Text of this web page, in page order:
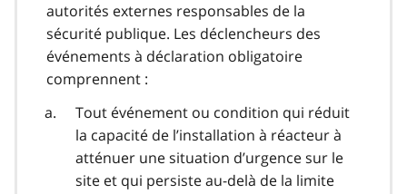
autorités externes responsables de la
sécurité publique. Les déclencheurs des
événements à déclaration obligatoire
comprennent :
Tout événement ou condition qui réduit
la capacité de l’installation à réacteur à
atténuer une situation d’urgence sur le
site et qui persiste au-delà de la limite